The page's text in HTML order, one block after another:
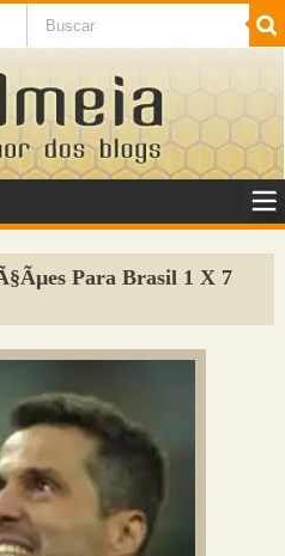
SaÃºde
Para Brasil 1 X 7